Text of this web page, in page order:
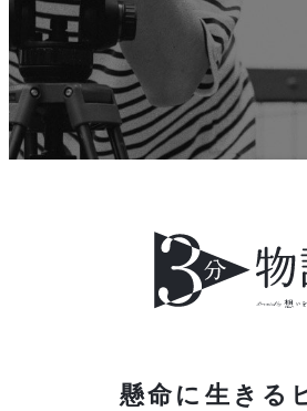
懸命に生きる